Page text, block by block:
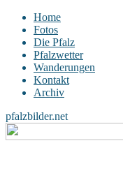
Home
Fotos
Die Pfalz
Pfalzwetter
Wanderungen
Kontakt
Archiv
pfalzbilder.net